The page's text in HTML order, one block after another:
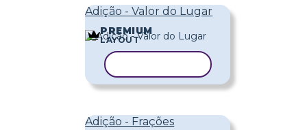
Adição - Valor do Lugar
PREMIUM
LAYOUT
Adição - Frações